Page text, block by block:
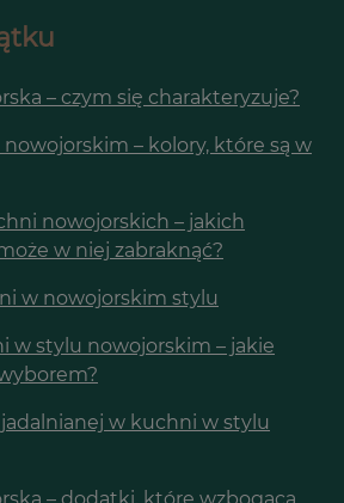
– czym się charakteryzuje?
– kolory, które są w
nowojorskich – jakich
w niej zabraknąć?
w nowojorskim stylu
w stylu nowojorskim – jakie
w kuchni w stylu